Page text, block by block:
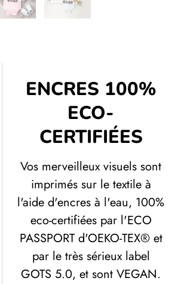
ENCRES 100%
ECO-
CERTIFIÉES
Vos merveilleux visuels sont
imprimés sur le textile à
l'aide d'encres à l'eau, 100%
eco-certifiées par l'ECO
PASSPORT d'OEKO-TEX® et
par le très sérieux label
GOTS 5.0, et sont VEGAN.